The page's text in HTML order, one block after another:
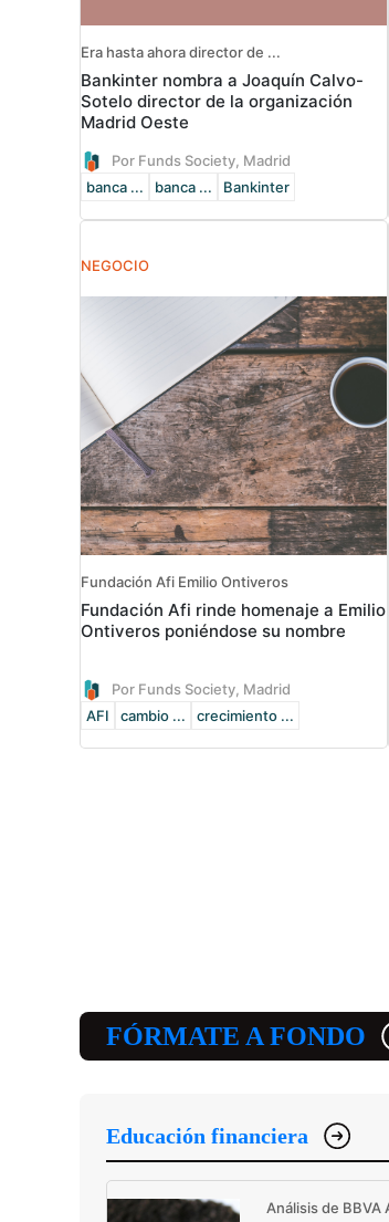
Era hasta ahora director de ...
Bankinter nombra a Joaquín Calvo-
Sotelo director de la organización
Madrid Oeste
Por Funds Society, Madrid
banca ...
banca ... Bankinter
NEGOCIO
Fundación Afi Emilio Ontiveros
Fundación Afi rinde homenaje a Emilio
Ontiveros poniéndose su nombre
Por Funds Society, Madrid
AFI
cambio ... crecimiento ...
FÓRMATE A FONDO
Educación financiera
Análisis de BBVA